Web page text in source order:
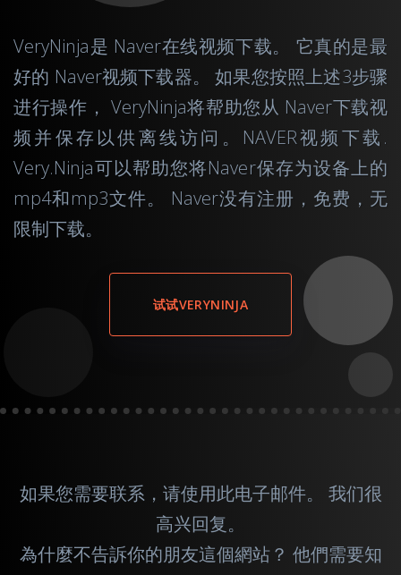
VeryNinja是 Naver在线视频下载。 它真的是最
好的 Naver视频下载器。 如果您按照上述3步骤
进行操作， VeryNinja将帮助您从 Naver下载视
频并保存以供离线访问。NAVER视频下载.
Very.Ninja可以帮助您将Naver保存为设备上的
mp4和mp3文件。 Naver没有注册，免费，无
限制下载。
试试VERYNINJA
如果您需要联系，请使用此电子邮件。 我们很
高兴回复。
為什麼不告訴你的朋友這個網站？ 他們需要知